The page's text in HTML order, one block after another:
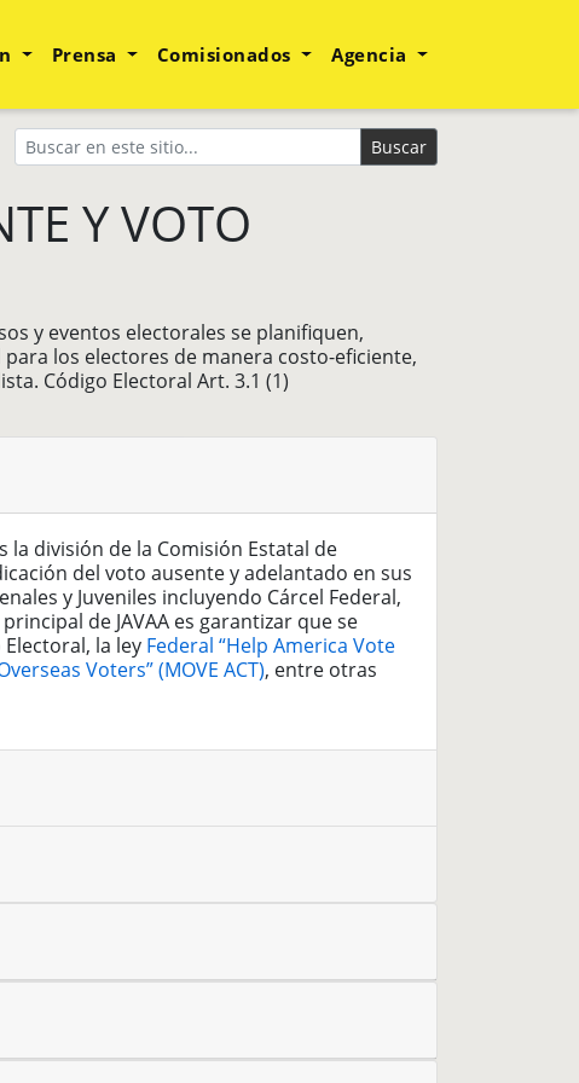
Prensa Comisionados Agencia
Buscar
Y VOTO
y eventos electorales se planifiquen,
los electores de manera costo-eficiente,
Código Electoral Art. 3.1 (1)
la división de la Comisión Estatal de
del voto ausente y adelantado en sus
y Juveniles incluyendo Cárcel Federal,
de JAVAA es garantizar que se
la ley Federal “Help America Vote
Voters” (MOVE ACT), entre otras